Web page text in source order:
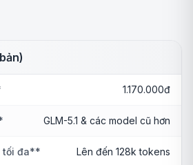
1.170.000đ
GLM-5.1 & các model cũ hơn
tối đa** Lên đến 128k tokens